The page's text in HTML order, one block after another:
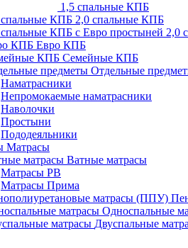
1,5 спальные КПБ
2,0 спальные КПБ
2,0
Евро КПБ
Семейные КПБ
Отдельные
Наматрасники
Непромокаемые наматрасники
Наволочки
Простыни
Пододеяльники
Матрасы
Ватные матрасы
Матрасы РВ
Матрасы Прима
Односпальные
Двуспальные